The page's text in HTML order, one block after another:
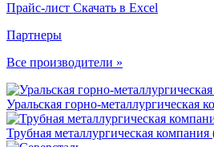
Прайс-лист Скачать в Excel
Партнеры
Все производители »
Уральская горно-
Трубная металлургическая